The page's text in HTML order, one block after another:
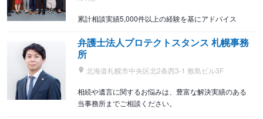
累計相談実績5,000件以上の経験を基にアドバイス
弁護士法人プロテクトスタンス 札幌事務
所
北海道札幌市中央区北2条西3-1 敷島ビル3F
相続や遺言に関するお悩みは、豊富な解決実績のある
当事務所までご相談ください。